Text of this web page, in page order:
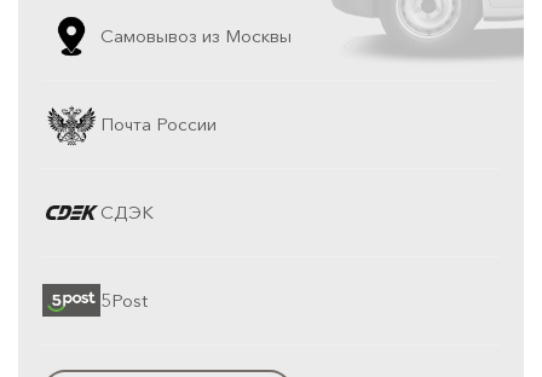
Самовывоз из Москвы
Почта России
СДЭК
5Post